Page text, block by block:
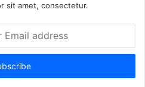
sit amet, consectetur.